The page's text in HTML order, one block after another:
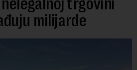
milijarde